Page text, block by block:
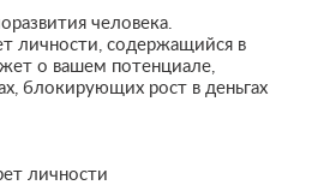
человека.
личности, содержащийся в
о вашем потенциале,
блокирующих рост в деньгах
личности